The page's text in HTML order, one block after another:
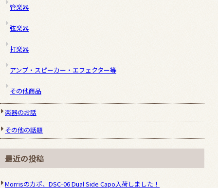
管楽器
弦楽器
打楽器
アンプ・スピーカー・エフェクター等
その他商品
楽器のお話
その他の話題
最近の投稿
Morrisのカポ、DSC-06 Dual Side Capo入荷しました！